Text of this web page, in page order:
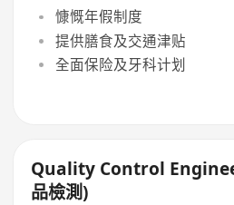
慷慨年假制度
提供膳食及交通津贴
全面保险及牙科计划
Quality Control
品檢測)